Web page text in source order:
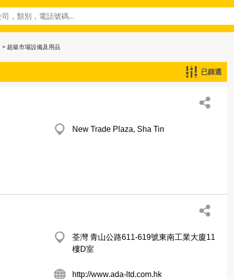
> 超級市場設備及用品
已篩選
New Trade Plaza, Sha Tin
荃灣 青山公路611-619號東南工業大廈11
樓D室
http://www.ada-ltd.com.hk